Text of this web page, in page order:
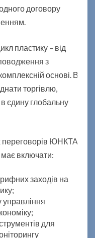
договору
пластику – від
з
основі. Він
торгівлю,
єдину глобальну
переговорів ЮНКТАД
має включати:
заходів на
управління
для